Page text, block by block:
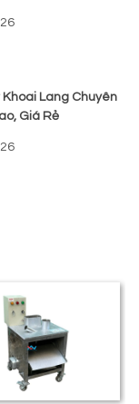
Khoai Lang Chuyên
Giá Rẻ